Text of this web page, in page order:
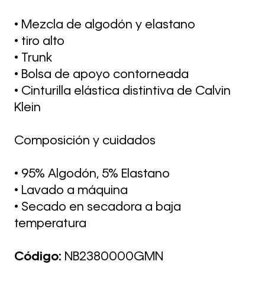
• Mezcla de algodón y elastano
• tiro alto
• Trunk
• Bolsa de apoyo contorneada
• Cinturilla elástica distintiva de Calvin
Klein
Composición y cuidados
• 95% Algodón, 5% Elastano
• Lavado a máquina
• Secado en secadora a baja
temperatura
Código: NB2380000GMN